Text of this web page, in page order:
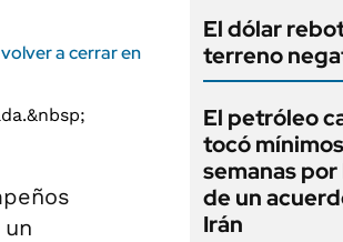
a cerrar en
El dólar
terreno
El petróleo
tocó
semanas
de un
Irán